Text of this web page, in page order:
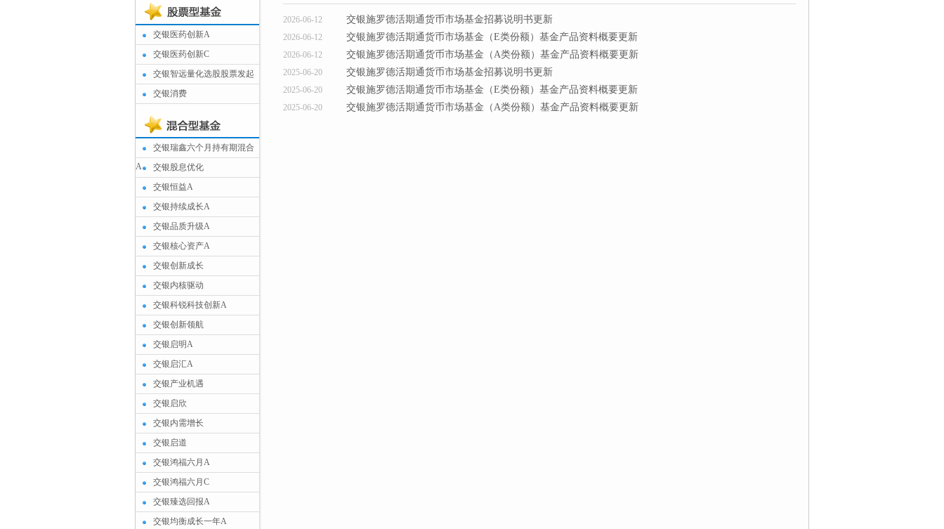
交银医药创新A
交银医药创新C
交银智远量化选股股票发起
交银消费
交银瑞鑫六个月持有期混合
A
交银股息优化
交银恒益A
交银持续成长A
交银品质升级A
交银核心资产A
交银创新成长
交银内核驱动
交银科锐科技创新A
交银创新领航
交银启明A
交银启汇A
交银产业机遇
交银启欣
交银内需增长
交银启道
交银鸿福六月A
交银鸿福六月C
交银臻选回报A
交银均衡成长一年A
2026-06-12 交银施罗德活期通货币市场基金招募说明书更新
2026-06-12 交银施罗德活期通货币市场基金（E类份额）基金产品资料概要更新
2026-06-12 交银施罗德活期通货币市场基金（A类份额）基金产品资料概要更新
2025-06-20 交银施罗德活期通货币市场基金招募说明书更新
2025-06-20 交银施罗德活期通货币市场基金（E类份额）基金产品资料概要更新
2025-06-20 交银施罗德活期通货币市场基金（A类份额）基金产品资料概要更新